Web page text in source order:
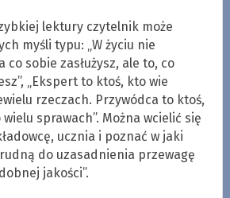
lektury czytelnik może
myśli typu: „W życiu nie
co sobie zasłużysz, ale to, co
„Ekspert to ktoś, kto wie
rzeczach. Przywódca to ktoś,
sprawach”. Można wcielić się
ucznia i poznać w jaki
do uzasadnienia przewagę
jakości”.